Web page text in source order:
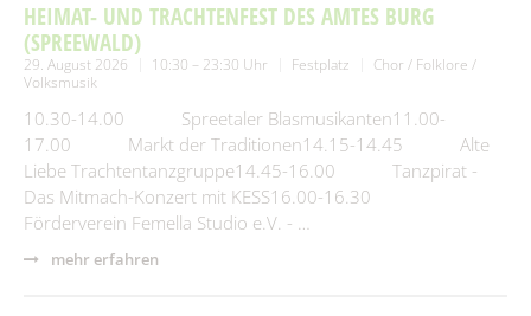
HEIMAT- UND TRACHTENFEST DES AMTES BURG
(SPREEWALD)
29. August 2026 10:30 – 23:30 Uhr Festplatz
Chor / Folklore /
Volksmusik
10.30-14.00 Spreetaler Blasmusikanten11.00-
17.00 Markt der Traditionen14.15-14.45 Alte
Liebe Trachtentanzgruppe14.45-16.00 Tanzpirat -
Das Mitmach-Konzert mit KESS16.00-16.30
Förderverein Femella Studio e.V. - …
mehr erfahren